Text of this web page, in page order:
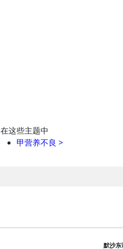
在这些主题中
甲营养不良 >
默沙